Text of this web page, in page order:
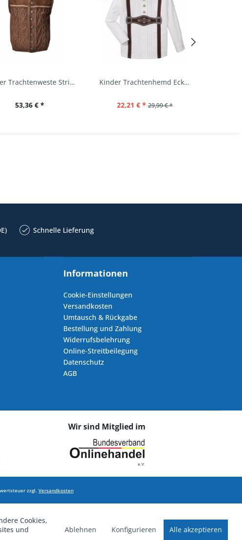
Kinder Trachtenweste Strickweste Schirmitz...
53,36 € *
Kinder Trachtenhemd Eckersdorf weiß lang...
22,21 € * 29,99 € *
Schnelle Lieferung
Informationen
Cookie-Einstellungen
Versandkosten
Umtausch & Rückgabe
Bestellung und Zahlung
Widerrufsbelehrung
Online-Streitbeilegung
Datenschutz
AGB
Wir sind Mitglied im
zzgl. Versandkosten
Cookies,
und
Ablehnen Konfigurieren Alle akzeptieren